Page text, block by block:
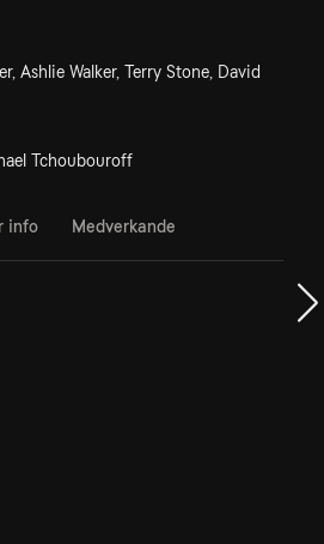
Ashlie Walker, Terry Stone, David
Tchoubouroff
info Medverkande